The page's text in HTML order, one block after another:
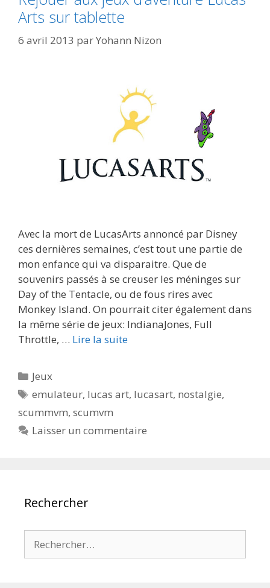
Arts sur tablette
6 avril 2013 parYohann Nizon
Avec la mort de LucasArts annoncé par Disney
ces dernières semaines, c’est tout une partie de
mon enfance qui va disparaitre. Que de
souvenirs passés à se creuser les méninges sur
Day of the Tentacle, ou de fous rires avec
Monkey Island. On pourrait citer également dans
la même série de jeux: IndianaJones, Full
Throttle, … Lire la suite
Catégories
Jeux
Étiquettes
emulateur, lucas art, lucasart, nostalgie,
scummvm, scumvm
Laisser un commentaire
Rechercher